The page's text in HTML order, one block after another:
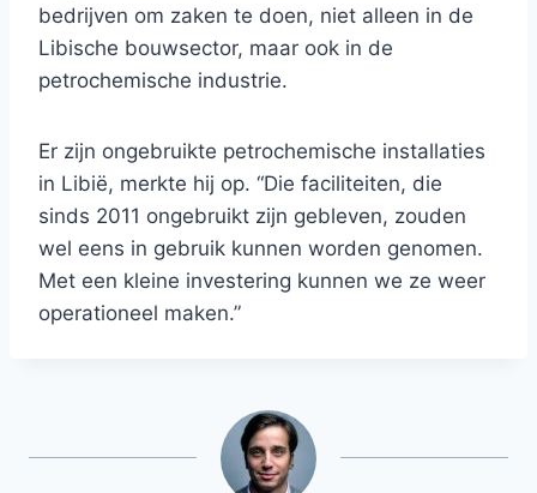
bedrijven om zaken te doen, niet alleen in de
Libische bouwsector, maar ook in de
petrochemische industrie.
Er zijn ongebruikte petrochemische installaties
in Libië, merkte hij op. “Die faciliteiten, die
sinds 2011 ongebruikt zijn gebleven, zouden
wel eens in gebruik kunnen worden genomen.
Met een kleine investering kunnen we ze weer
operationeel maken.”